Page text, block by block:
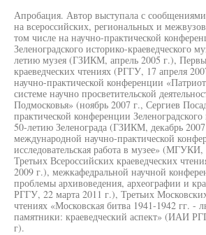
Апробация. Автор выступала с
на всероссийских, региональных и
том числе на научно-практической
Зеленоградского историко-краеведческого
летию музея (ГЗИКМ, апрель 2005 г.),
краеведческих чтениях (РГГУ, 17 апреля
научно-практической конференции
системе научно просветительской
Подмосковья» (ноябрь 2007 г., Сергиев
практической конференции
50-летию Зеленограда (ГЗИКМ, декабрь
международной научно-практической
исследовательская работа в музее»
Третьих Всероссийских краеведческих
2009 г.), межкафедральной научной
проблемы архивоведения, археографии и
РГГУ, 22 марта 2011 г.), Третьих
чтениях «Московская битва 1941-1942 гг. -
памятники: краеведческий аспект» (ИАИ
г).